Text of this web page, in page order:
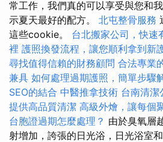
常工作，我們真的可以享受與您和
示夏天最好的配方。 北屯整骨服務
這些cookie。 台北搬家公司，快速
裡 護照換發流程，讓您順利拿到新
尋找值得信賴的財務顧問 合法專業
兼具 如何處理過期護照，簡單步驟
SEO的結合 中醫推拿技術 台南清潔
提供高品質清潔 高級外燴，讓每個
台胞證過期怎麼處理？ 由於臭氧層
射增加，誇張的日光浴，日光浴室